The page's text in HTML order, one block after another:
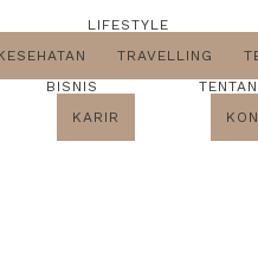
LIFESTYLE
TRAVELLING
BISNIS
KARIR